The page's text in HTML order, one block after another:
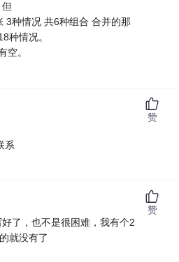
3种情况 共6种组合 合并的那
种情况。
空。
系
赞
了，也不是很困难，我有个2
就没有了
赞